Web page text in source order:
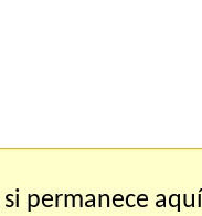
permanece aquí